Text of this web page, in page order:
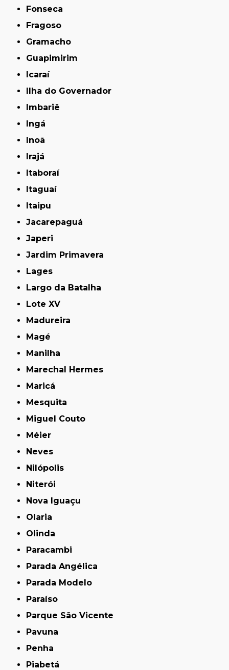
Fonseca
Fragoso
Gramacho
Guapimirim
Icaraí
Ilha do Governador
Imbariê
Ingá
Inoã
Irajá
Itaboraí
Itaguaí
Itaipu
Jacarepaguá
Japeri
Jardim Primavera
Lages
Largo da Batalha
Lote XV
Madureira
Magé
Manilha
Marechal Hermes
Maricá
Mesquita
Miguel Couto
Méier
Neves
Nilópolis
Niterói
Nova Iguaçu
Olaria
Olinda
Paracambi
Parada Angélica
Parada Modelo
Paraíso
Parque São Vicente
Pavuna
Penha
Piabetá